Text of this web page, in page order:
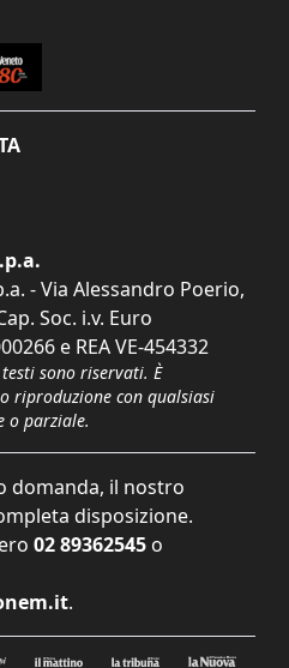
- Via Alessandro Poerio,
Soc. i.v. Euro
e REA VE-454332
sono riservati. È
riproduzione con qualsiasi
o parziale.
domanda, il nostro
disposizione.
02 89362545 o
.